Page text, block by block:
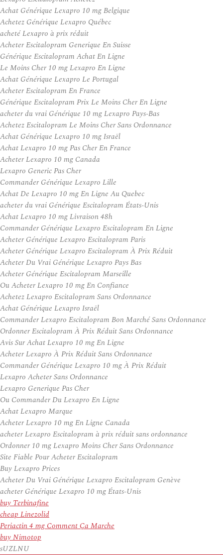
Achat Générique Lexapro 10 mg Belgique
Achetez Générique Lexapro Québec
acheté Lexapro à prix réduit
Acheter Escitalopram Generique En Suisse
Générique Escitalopram Achat En Ligne
Le Moins Cher 10 mg Lexapro En Ligne
Achat Générique Lexapro Le Portugal
Acheter Escitalopram En France
Générique Escitalopram Prix Le Moins Cher En Ligne
acheter du vrai Générique 10 mg Lexapro Pays-Bas
Achetez Escitalopram Le Moins Cher Sans Ordonnance
Achat Générique Lexapro 10 mg Israël
Achat Lexapro 10 mg Pas Cher En France
Acheter Lexapro 10 mg Canada
Lexapro Generic Pas Cher
Commander Générique Lexapro Lille
Achat De Lexapro 10 mg En Ligne Au Quebec
acheter du vrai Générique Escitalopram États-Unis
Achat Lexapro 10 mg Livraison 48h
Commander Générique Lexapro Escitalopram En Ligne
Acheter Générique Lexapro Escitalopram Paris
Acheter Générique Lexapro Escitalopram À Prix Réduit
Acheter Du Vrai Générique Lexapro Pays Bas
Acheter Générique Escitalopram Marseille
Ou Acheter Lexapro 10 mg En Confiance
Achetez Lexapro Escitalopram Sans Ordonnance
Achat Générique Lexapro Israël
Commander Lexapro Escitalopram Bon Marché Sans Ordonnance
Ordonner Escitalopram À Prix Réduit Sans Ordonnance
Avis Sur Achat Lexapro 10 mg En Ligne
Acheter Lexapro À Prix Réduit Sans Ordonnance
Commander Générique Lexapro 10 mg À Prix Réduit
Lexapro Acheter Sans Ordonnance
Lexapro Generique Pas Cher
Ou Commander Du Lexapro En Ligne
Achat Lexapro Marque
Acheter Lexapro 10 mg En Ligne Canada
acheter Lexapro Escitalopram à prix réduit sans ordonnance
Ordonner 10 mg Lexapro Moins Cher Sans Ordonnance
Site Fiable Pour Acheter Escitalopram
Buy Lexapro Prices
Acheter Du Vrai Générique Lexapro Escitalopram Genève
acheter Générique Lexapro 10 mg États-Unis
buy Terbinafine
cheap Linezolid
Periactin 4 mg Comment Ça Marche
buy Nimotop
sUZLNU